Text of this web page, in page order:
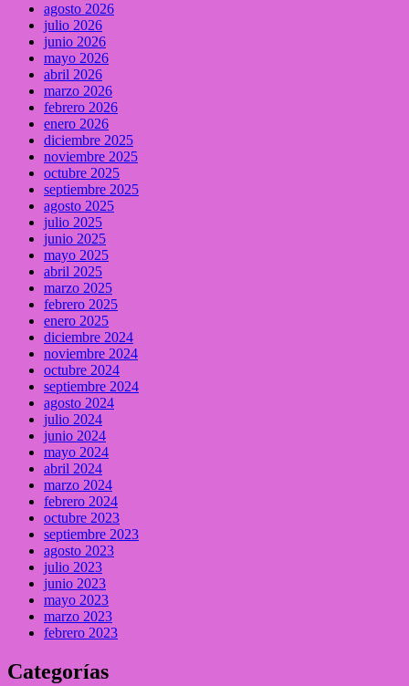
agosto 2026
julio 2026
junio 2026
mayo 2026
abril 2026
marzo 2026
febrero 2026
enero 2026
diciembre 2025
noviembre 2025
octubre 2025
septiembre 2025
agosto 2025
julio 2025
junio 2025
mayo 2025
abril 2025
marzo 2025
febrero 2025
enero 2025
diciembre 2024
noviembre 2024
octubre 2024
septiembre 2024
agosto 2024
julio 2024
junio 2024
mayo 2024
abril 2024
marzo 2024
febrero 2024
octubre 2023
septiembre 2023
agosto 2023
julio 2023
junio 2023
mayo 2023
marzo 2023
febrero 2023
Categorías